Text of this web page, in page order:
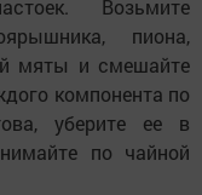
Возьмите
пиона,
мяты и смешайте
компонента по
уберите ее в
по чайной